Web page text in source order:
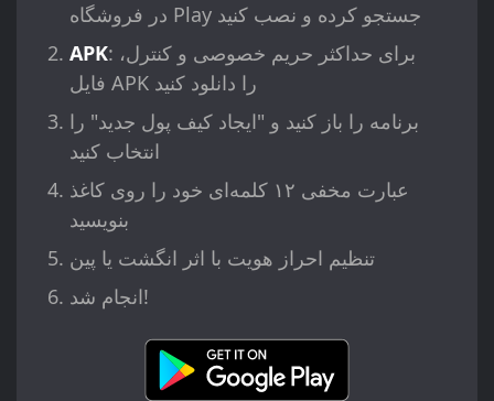
در فروشگاه Play جستجو کرده و نصب کنید
APK: برای حداکثر حریم خصوصی و کنترل،
فایل APK را دانلود کنید
برنامه را باز کنید و "ایجاد کیف پول جدید" را
انتخاب کنید
عبارت مخفی ۱۲ کلمه‌ای خود را روی کاغذ
بنویسید
تنظیم احراز هویت با اثر انگشت یا پین
انجام شد!